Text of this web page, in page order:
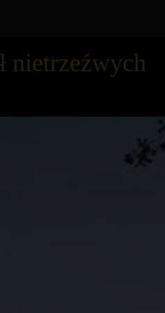
nietrzeźwych